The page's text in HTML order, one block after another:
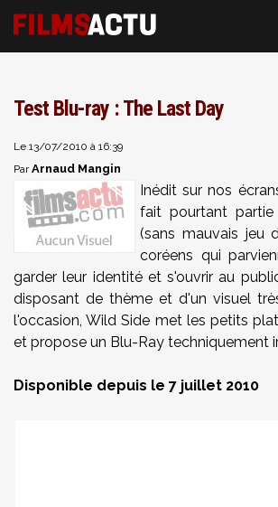
Test Blu-ray : The Last Day
Le 13/07/2010 à 16:39
ParArnaud Mangin
Inédit sur nos
fait pourtant
(sans mauvais jeu
coréens qui
garder leur identité et s'ouvrir au
disposant de thème et d'un visuel
l'occasion, Wild Side met les petits
et propose un Blu-Ray techniquement
Disponible depuis le 7 juillet 2010